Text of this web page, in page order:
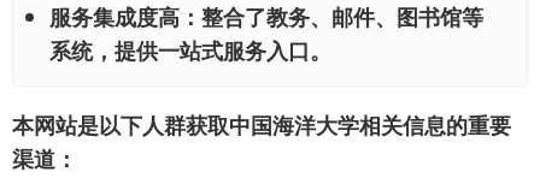
服务集成度高： 整合了教务、邮件、图书馆等
系统，提供一站式服务入口。
本网站是以下人群获取中国海洋大学相关信息的重要
渠道：